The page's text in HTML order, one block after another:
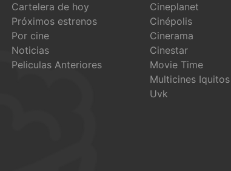
Cartelera de hoy
Próximos estrenos
Por cine
Noticias
Peliculas Anteriores
Cineplanet
Cinépolis
Cinerama
Cinestar
Movie Time
Multicines Iquitos
Uvk